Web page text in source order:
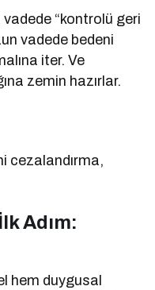
vadede “kontrolü geri
vadede bedeni
iter. Ve
zemin hazırlar.
cezalandırma,
Adım:
hem duygusal